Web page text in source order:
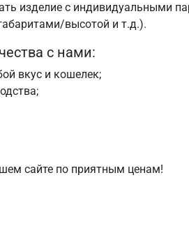
изделие с индивидуальными
высотой и т.д.).
с нами:
вкус и кошелек;
сайте по приятным ценам!